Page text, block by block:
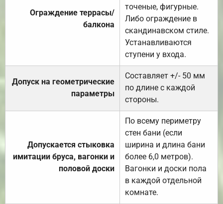
Ограждение террасы/
балкона
точеные, фигурные.
Либо ограждение в
скандинавском стиле.
Устанавливаются
ступени у входа.
Допуск на геометрические
параметры
Составляет +/- 50 мм
по длине с каждой
стороны.
Допускается стыковка
имитации бруса, вагонки и
половой доски
По всему периметру
стен бани (если
ширина и длина бани
более 6,0 метров).
Вагонки и доски пола
в каждой отдельной
комнате.